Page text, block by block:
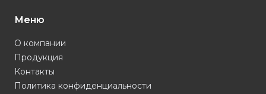
Меню
О компании
Продукция
Контакты
Политика конфиденциальности